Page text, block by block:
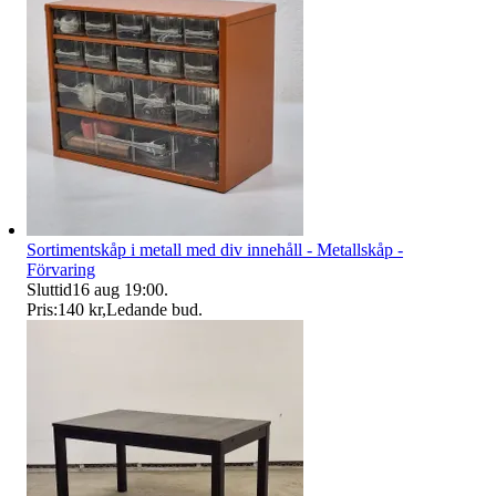
Sortimentskåp i metall med div innehåll - Metallskåp -
Förvaring
Sluttid16 aug 19:00.
Pris:140 kr,Ledande bud.